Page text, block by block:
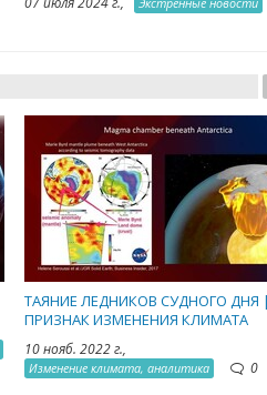
ТАЯНИЕ ЛЕДНИКОВ СУДНОГО ДНЯ |
ПРИЗНАК ИЗМЕНЕНИЯ КЛИМАТА
10 нояб. 2022 г.,
Изменение климата, аналитика 0